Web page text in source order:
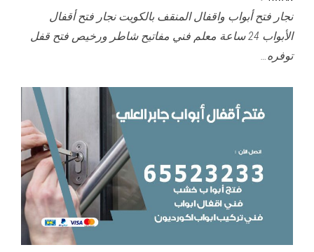
نجار فتح أبواب واقفال المنقف بالكويت نجار فتح أقفال
الأبواب 24 ساعة معلم فني مفاتيح شاطر ورخيص فتح قفل
توفره…